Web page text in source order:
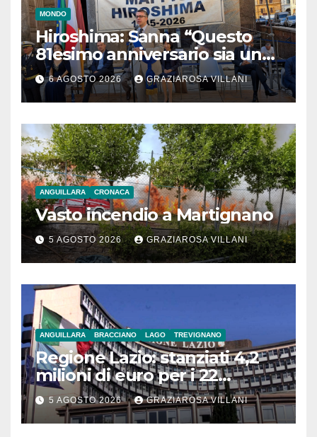
MONDO
Hiroshima: Sanna “Questo
81esimo anniversario sia un
monito per tutti”
6 AGOSTO 2026 GRAZIAROSA VILLANI
ANGUILLARA CRONACA
Vasto incendio a Martignano
5 AGOSTO 2026 GRAZIAROSA VILLANI
ANGUILLARA BRACCIANO LAGO TREVIGNANO
Regione Lazio: stanziati 4,2
milioni di euro per i 22
Comuni dell’Etruria
Meridionale
5 AGOSTO 2026 GRAZIAROSA VILLANI